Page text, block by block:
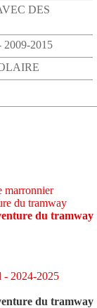
DES
2009-2015
marronnier
du tramway
du tramway
- 2024-2025
du tramway